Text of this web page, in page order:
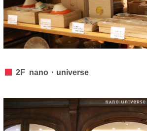
2F nano・universe